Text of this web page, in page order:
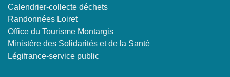
Calendrier-collecte déchets
Randonnées Loiret
Office du Tourisme Montargis
Ministère des Solidarités et de la Santé
Légifrance-service public